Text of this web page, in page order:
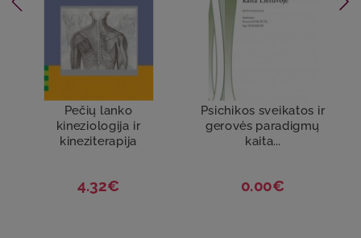
Pečių lanko
kineziologija ir
kineziterapija
4.32€
Psichikos sveikatos ir
gerovės paradigmų
kaita...
0.00€